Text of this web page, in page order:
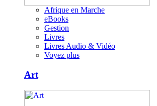
Afrique en Marche
eBooks
Gestion
Livres
Livres Audio & Vidéo
Voyez plus
Art